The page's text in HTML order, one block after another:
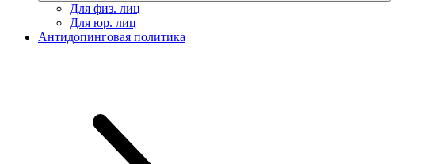
Для физ. лиц
Для юр. лиц
Антидопинговая политика